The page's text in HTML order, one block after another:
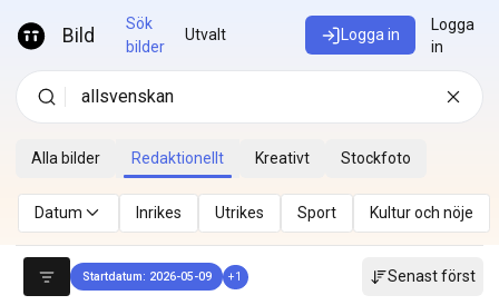
Bild
Sök
bilder
Utvalt Logga in
Logga
in
Alla bilder Redaktionellt Kreativt Stockfoto
Datum Inrikes Utrikes Sport Kultur och nöje
Startdatum: 2026-05-09 +1 Senast först